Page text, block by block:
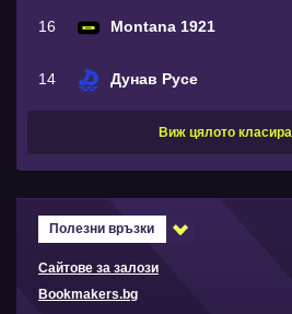
16 Montana 1921
14 Дунав Русе
Виж цялото
Полезни връзки
Сайтове за залози
Bookmakers.bg